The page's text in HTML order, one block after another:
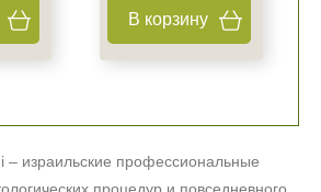
В корзину
– израильские профессиональные